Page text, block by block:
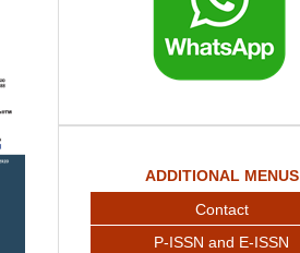
ADDITIONAL MENUS
Contact
P-ISSN and E-ISSN